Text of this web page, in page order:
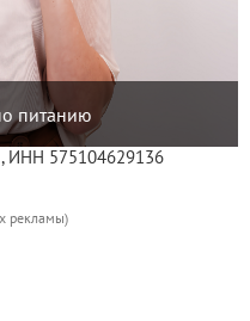
питанию
ИНН 575104629136
рекламы)